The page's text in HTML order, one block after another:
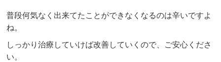
普段何気なく出来てたことができなくなるのは辛いですよ
ね。
しっかり治療していけば改善していくので、ご安心くださ
い。